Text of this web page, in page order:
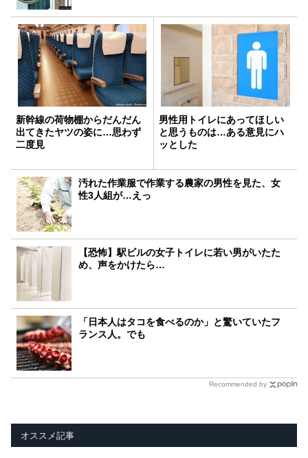
新幹線の荷物棚からだんだん
出てきたヤツの姿に…思わず
二度見
男性用トイレにあってほしい
と思うものは…ある意見にハ
ッとした
汚れた作業服で作業する農家の男性を見た、女
性3人組が…えっ
【恐怖】駅ビルの女子トイレに若い男がいたた
め、声をかけたら…
「日本人はタコを食べるのか」と驚いていたフ
ランス人。でも
Recommended by
オススメ記事